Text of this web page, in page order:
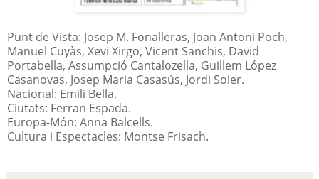
Punt de Vista: Josep M. Fonalleras, Joan Antoni Poch,
Manuel Cuyàs, Xevi Xirgo, Vicent Sanchis, David
Portabella, Assumpció Cantalozella, Guillem López
Casanovas, Josep Maria Casasús, Jordi Soler.
Nacional: Emili Bella.
Ciutats: Ferran Espada.
Europa-Món: Anna Balcells.
Cultura i Espectacles: Montse Frisach.